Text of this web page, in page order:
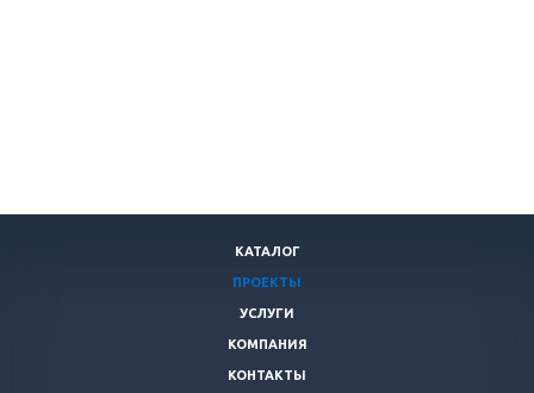
КАТАЛОГ
ПРОЕКТЫ
УСЛУГИ
КОМПАНИЯ
КОНТАКТЫ